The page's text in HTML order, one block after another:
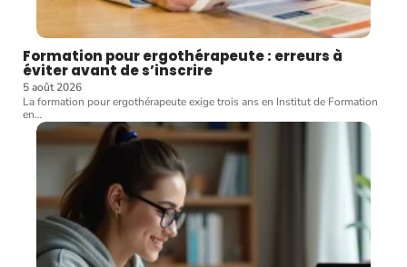
Formation pour ergothérapeute : erreurs à
éviter avant de s’inscrire
5 août 2026
La formation pour ergothérapeute exige trois ans en Institut de Formation
en…